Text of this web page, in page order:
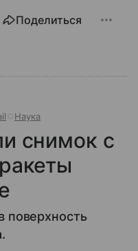
Поделиться
Наука
снимок с
поверхность